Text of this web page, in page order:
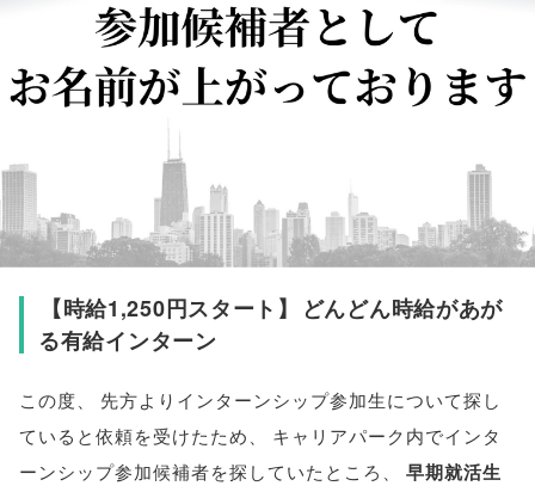
【時給1,250円スタート 】
どんどん時給があが
る有給インターン
この度、
先方よりインターンシップ参加生について探し
ていると依頼を受けたため、
キャリアパーク内でインタ
ーンシップ参加候補者を探していたところ 、
早期就活生